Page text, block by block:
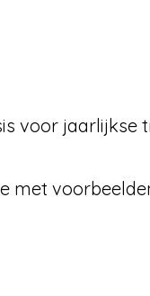
voor
met